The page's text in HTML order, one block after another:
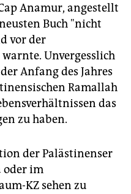
Anamur, angestellt
Buch "nicht
vor der
Unvergesslich
Anfang des Jahres
Ramallah
das
zu haben.
der Palästinenser
oder im
KZ sehen zu